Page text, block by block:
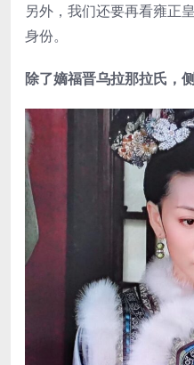
另外，我们还要再看雍正
身份。
除了嫡福晋乌拉那拉氏，